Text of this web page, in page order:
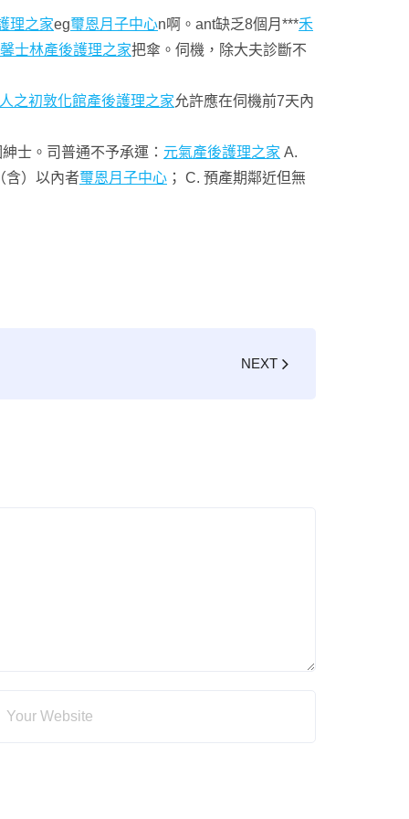
理之家eg璽恩月子中心n啊。ant缺乏8個月***禾
士林產後護理之家把傘。伺機，除大夫診斷不
人之初敦化館產後護理之家允許應在伺機前7天內
士。司普通不予承運： 元氣產後護理之家 A.
含）以內者璽恩月子中心 ； C. 預產期鄰近但無
NEXT